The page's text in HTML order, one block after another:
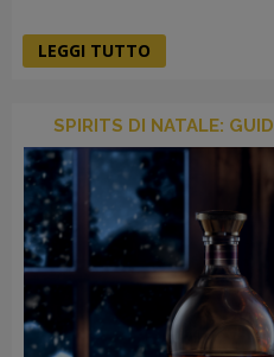
LEGGI TUTTO
SPIRITS DI NATALE: